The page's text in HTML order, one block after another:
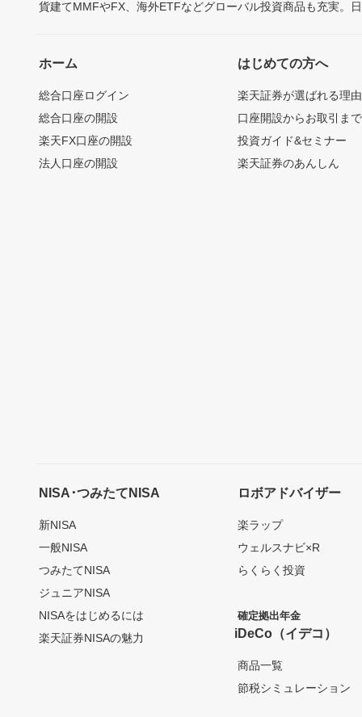
貨建てMMFやFX、海外ETFなどグローバル投資商品も充実。
ホーム
総合口座ログイン
総合口座の開設
楽天FX口座の開設
法人口座の開設
はじめての方へ
楽天証券が選ばれる理由
口座開設からお取引ま
投資ガイド&セミナー
楽天証券のあんしん
NISA･つみたてNISA
新NISA
一般NISA
つみたてNISA
ジュニアNISA
NISAをはじめるには
楽天証券NISAの魅力
ロボアドバイザー
楽ラップ
ウェルスナビ×R
らくらく投資
確定拠出年金
iDeCo（イデコ）
商品一覧
節税シミュレーション